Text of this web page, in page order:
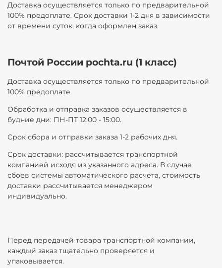
Доставка осуществляется только по предварительной
100% предоплате. Срок доставки 1-2 дня в зависимости
от времени суток, когда оформлен заказ.
Почтой России pochta.ru (1 класс)
Доставка осуществляется только по предварительной
100% предоплате.
Обработка и отправка заказов осуществляется в
будние дни: ПН-ПТ 12:00 - 15:00.
Срок сбора и отправки заказа 1-2 рабочих дня.
Срок доставки: рассчитывается транспортной
компанией исходя из указанного адреса. В случае
сбоев системы автоматического расчета, стоимость
доставки рассчитывается менеджером
индивидуально.
Перед передачей товара транспортной компании,
каждый заказ тщательно проверяется и
упаковывается.